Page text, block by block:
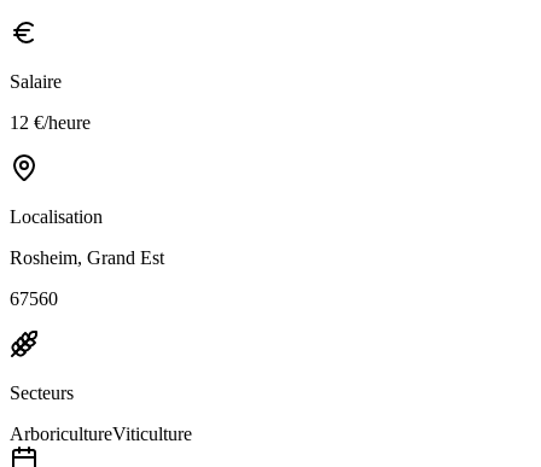
Salaire
12 €/heure
Localisation
Rosheim, Grand Est
67560
Secteurs
ArboricultureViticulture